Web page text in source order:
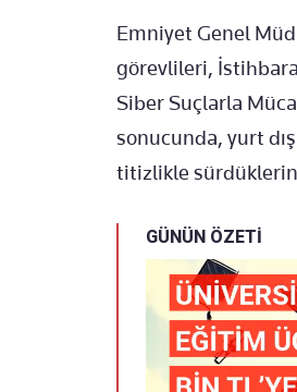
Emniyet Genel
görevlileri,
Siber Suçlarla
sonucunda, yurt
titizlikle
GÜNÜN ÖZETİ